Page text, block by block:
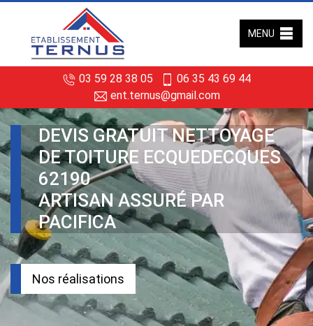
03 59 28 38 05
06 35 43 69 44
ent.ternus@gmail.com
MENU
DEVIS GRATUIT NETTOYAGE
DE TOITURE ECQUEDECQUES
62190
ARTISAN ASSURÉ PAR
PACIFICA
Nos réalisations